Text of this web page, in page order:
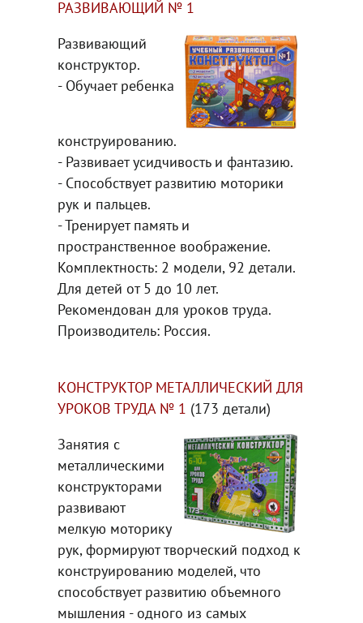
РАЗВИВАЮЩИЙ № 1
Развивающий
конструктор.
- Обучает ребенка
конструированию.
- Развивает усидчивость и фантазию.
- Способствует развитию моторики
рук и пальцев.
- Тренирует память и
пространственное воображение.
Комплектность: 2 модели, 92 детали.
Для детей от 5 до 10 лет.
Рекомендован для уроков труда.
Производитель: Россия.
КОНСТРУКТОР МЕТАЛЛИЧЕСКИЙ ДЛЯ
УРОКОВ ТРУДА № 1 (173 детали)
Занятия с
металлическими
конструкторами
развивают
мелкую моторику
рук, формируют творческий подход к
конструированию моделей, что
способствует развитию объемного
мышления - одного из самых